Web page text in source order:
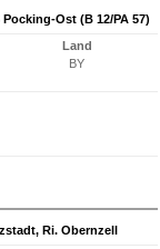
Ost (B 12/PA 57)
Land
BY
Ri. Obernzell